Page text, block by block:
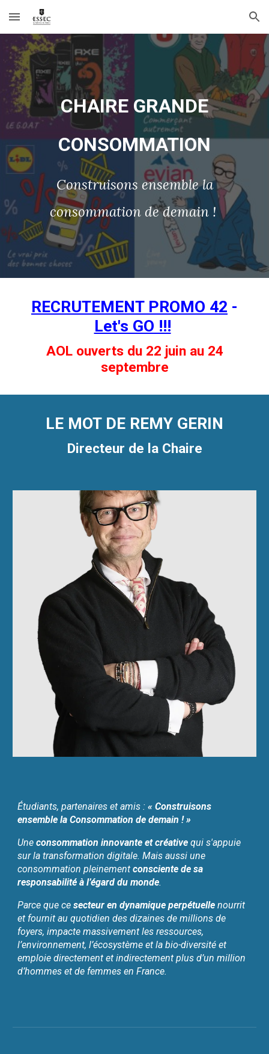
Skip to main content Skip to navigation
CHAIRE GRANDE
CONSOMMATION
Construisons ensemble la
consommation de demain !
RECRUTEMENT PROMO 42 -
Let's GO !!!
AOL ouverts du 22 juin au 24
septembre
LE MOT DE REMY GERIN
Directeur de la Chaire
Étudiants, partenaires et amis :« Construisons
ensemble la Consommation de demain ! »
Uneconsommation innovante et créative qui s'appuie
sur la transformation digitale. Mais aussi une
consommation pleinementconsciente de sa
responsabilité à l’égard du monde.
Parce que cesecteur en dynamique perpétuelle nourrit
et fournit au quotidien des dizaines de millions de
foyers, impacte massivement les ressources,
l’environnement, l’écosystème et la bio-diversité et
emploie directement et indirectement plus d’un million
d’hommes et de femmes en France.